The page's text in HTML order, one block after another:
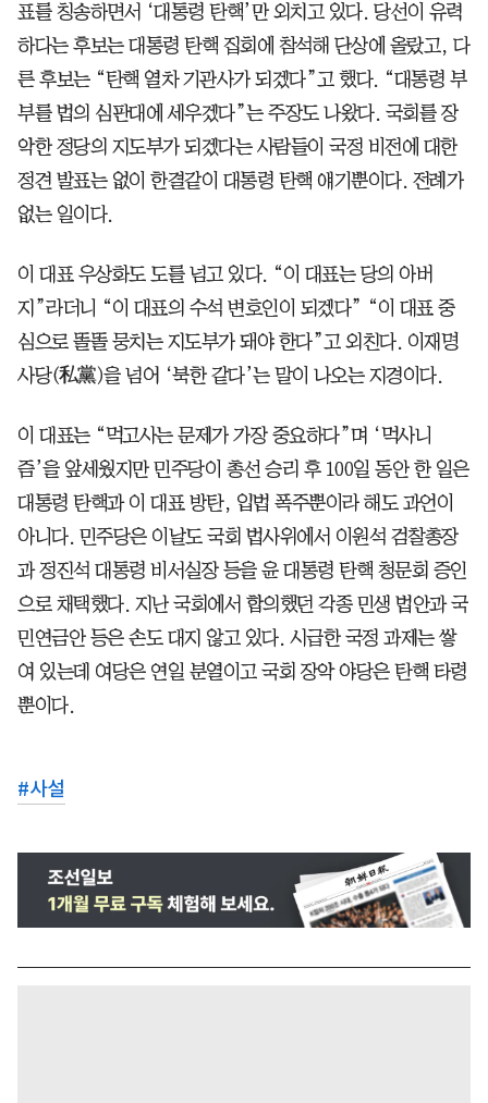
표를 칭송하면서 ‘대통령 탄핵’만 외치고 있다. 당선이 유력
하다는 후보는 대통령 탄핵 집회에 참석해 단상에 올랐고, 다
른 후보는 “탄핵 열차 기관사가 되겠다”고 했다. “대통령 부
부를 법의 심판대에 세우겠다”는 주장도 나왔다. 국회를 장
악한 정당의 지도부가 되겠다는 사람들이 국정 비전에 대한
정견 발표는 없이 한결같이 대통령 탄핵 얘기뿐이다. 전례가
없는 일이다.
이 대표 우상화도 도를 넘고 있다. “이 대표는 당의 아버
지”라더니 “이 대표의 수석 변호인이 되겠다” “이 대표 중
심으로 똘똘 뭉치는 지도부가 돼야 한다”고 외친다. 이재명
사당(私黨)을 넘어 ‘북한 같다’는 말이 나오는 지경이다.
이 대표는 “먹고사는 문제가 가장 중요하다”며 ‘먹사니
즘’을 앞세웠지만 민주당이 총선 승리 후 100일 동안 한 일은
대통령 탄핵과 이 대표 방탄, 입법 폭주뿐이라 해도 과언이
아니다. 민주당은 이날도 국회 법사위에서 이원석 검찰총장
과 정진석 대통령 비서실장 등을 윤 대통령 탄핵 청문회 증인
으로 채택했다. 지난 국회에서 합의했던 각종 민생 법안과 국
민연금안 등은 손도 대지 않고 있다. 시급한 국정 과제는 쌓
여 있는데 여당은 연일 분열이고 국회 장악 야당은 탄핵 타령
뿐이다.
#사설